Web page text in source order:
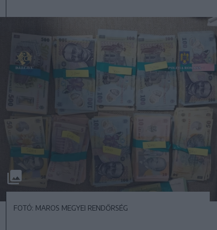
FOTÓ: MAROS MEGYEI RENDŐRSÉG